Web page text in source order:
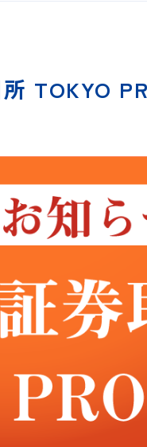
所 TOKYO